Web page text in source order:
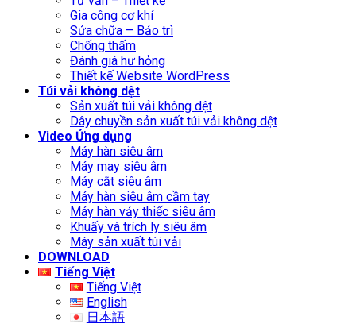
Gia công cơ khí
Sửa chữa – Bảo trì
Chống thấm
Đánh giá hư hỏng
Thiết kế Website WordPress
Túi vải không dệt
Sản xuất túi vải không dệt
Dây chuyền sản xuất túi vải không dệt
Video Ứng dụng
Máy hàn siêu âm
Máy may siêu âm
Máy cắt siêu âm
Máy hàn siêu âm cầm tay
Máy hàn vảy thiếc siêu âm
Khuấy và trích ly siêu âm
Máy sản xuất túi vải
DOWNLOAD
Tiếng Việt
Tiếng Việt
English
日本語